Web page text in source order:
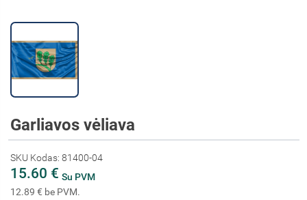
Garliavos vėliava
SKU Kodas: 81400-04
15.60 € Su PVM
12.89 € be PVM.